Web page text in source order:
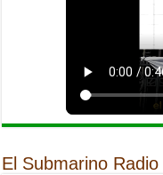
El Submarino Radio